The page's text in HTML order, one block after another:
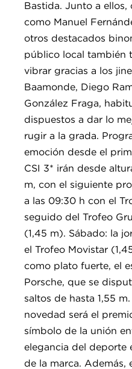
Bastida. Junto a
como Manuel
otros destacados
público local también
vibrar gracias a los
Baamonde, Diego
González Fraga,
dispuestos a dar lo
rugir a la grada.
emoción desde el
CSI 3* irán desde
m, con el siguiente
a las 09:30 h con el
seguido del Trofeo
(1,45 m). Sábado: la
el Trofeo Movistar
como plato fuerte, el
Porsche, que se
saltos de hasta 1,55
novedad será el
símbolo de la unión
elegancia del deporte
de la marca. Además,